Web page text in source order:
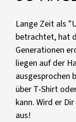
Lange Zeit als
betrachtet, hat
Generationen
liegen auf der
ausgesprochen
über T-Shirt
kann. Wird er
aus!